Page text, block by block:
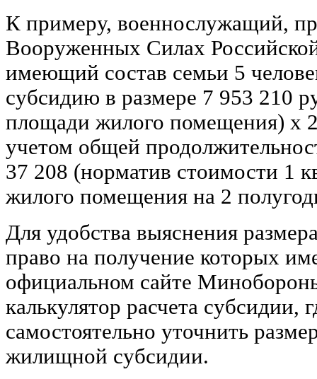
К примеру, военнослужащий,
Вооруженных Силах
имеющий состав семьи 5
субсидию в размере 7 953 210
площади жилого помещения) х
учетом общей
37 208 (норматив стоимости 1
жилого помещения на 2
Для удобства выяснения
право на получение которых
официальном сайте
калькулятор расчета субсидии,
самостоятельно уточнить
жилищной субсидии.